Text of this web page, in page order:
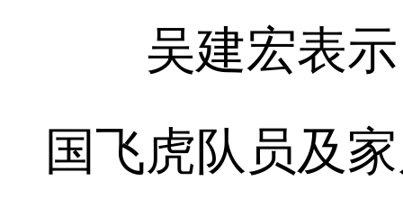
吴建宏表示
国飞虎队员及